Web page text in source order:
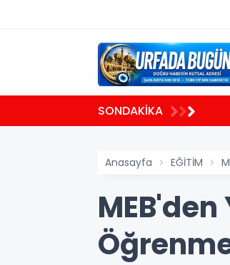
SONDAKİKA
Anasayfa EĞİTİM